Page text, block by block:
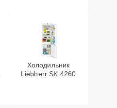
Холодильник
Liebherr SK 4260